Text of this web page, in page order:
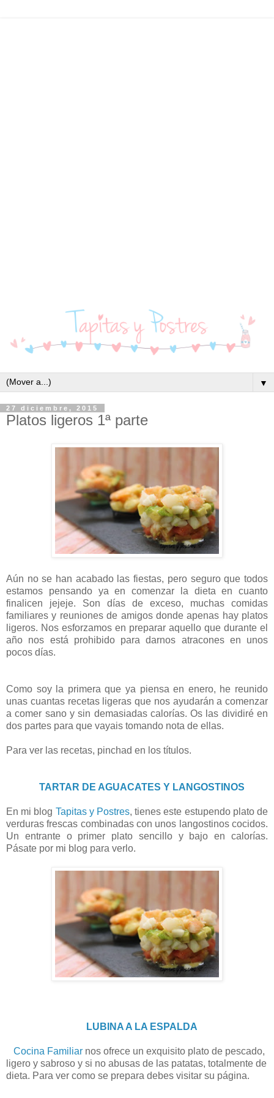
▼
27 diciembre, 2015
Platos ligeros 1ª parte
Aún no se han acabado las fiestas, pero seguro que todos
estamos pensando ya en comenzar la dieta en cuanto
finalicen jejeje. Son días de exceso, muchas comidas
familiares y reuniones de amigos donde apenas hay platos
ligeros. Nos esforzamos en preparar aquello que durante el
año nos está prohibido para darnos atracones en unos
pocos días.
Como soy la primera que ya piensa en enero, he reunido
unas cuantas recetas ligeras que nos ayudarán a comenzar
a comer sano y sin demasiadas calorías. Os las dividiré en
dos partes para que vayais tomando nota de ellas.
Para ver las recetas, pinchad en los títulos.
TARTAR DE AGUACATES Y LANGOSTINOS
En mi blog Tapitas y Postres, tienes este estupendo plato de
verduras frescas combinadas con unos langostinos cocidos.
Un entrante o primer plato sencillo y bajo en calorías.
Pásate por mi blog para verlo.
LUBINA A LA ESPALDA
Cocina Familiar nos ofrece un exquisito plato de pescado,
ligero y sabroso y si no abusas de las patatas, totalmente de
dieta. Para ver como se prepara debes visitar su página.